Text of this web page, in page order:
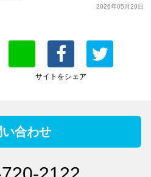
2026年05月29日
サイトをシェア
い合わせ